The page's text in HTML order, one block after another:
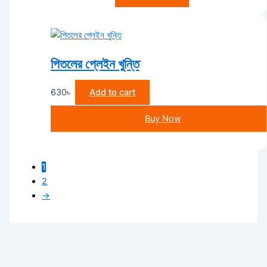
পিতলের প্লেইন খুন্তি
630৳ Add to cart
Buy Now
1
2
→